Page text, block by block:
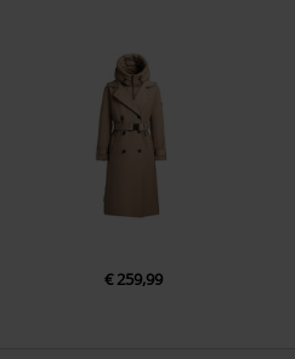
€ 259,99